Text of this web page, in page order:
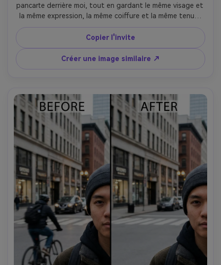
pancarte derrière moi, tout en gardant le même visage et
la même expression, la même coiffure et la même tenue.
Préservez les détails de la rue, la texture de la foule et la
lumière originale pour un résultat crédible., proportions
crédibles préservées --ar 4:5
Copier l'invite
Créer une image similaire ↗